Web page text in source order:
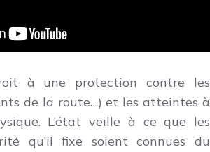
à une protection contre les
de la route…) et les atteintes à
L’état veille à ce que les
qu’il fixe soient connues du